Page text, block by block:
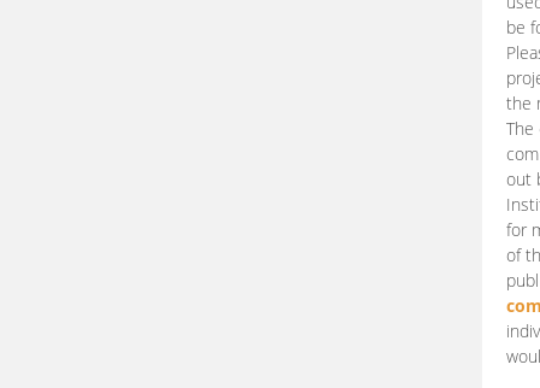
be
the
The
out
for
of